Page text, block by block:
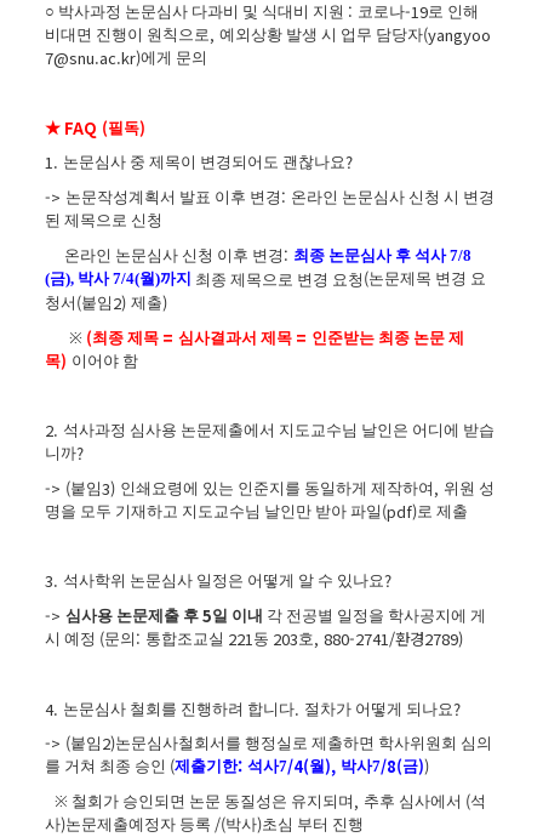
○ 박사과정 논문심사 다과비 및 식대비 지원 : 코로나-19로 인해
비대면 진행이 원칙으로,예외상황 발생 시 업무 담당자(yangyoo
7@snu.ac.kr)에게 문의
★ FAQ (필독)
1. 논문심사 중 제목이 변경되어도 괜찮나요?
-> 논문작성계획서 발표 이후 변경 : 온라인 논문심사 신청 시 변경
된 제목으로 신청
온라인 논문심사 신청 이후 변경 : 최종 논문심사 후 석사 7/8
(금), 박사 7/4(월)까지 최종 제목으로 변경 요청 (논문제목 변경 요
청서 (붙임 2)제출)
※ (최종 제목 =심사결과서 제목 = 인준받는 최종 논문 제
목) 이어야 함
2. 석사과정 심사용 논문제출에서 지도교수님 날인은 어디에 받습
니까?
-> (붙임3) 인쇄요령에 있는 인준지를 동일하게 제작하여 , 위원 성
명을 모두 기재하고 지도교수님 날인만 받아 파일 (pdf)로 제출
3. 석사학위 논문심사 일정은 어떻게 알 수 있나요?
->심사용 논문제출 후5일 이내 각 전공별 일정을 학사공지에 게
시 예정 (문의 : 통합조교실 221동 203호, 880-2741/환경2789)
4. 논문심사 철회를 진행하려 합니다. 절차가 어떻게 되나요?
-> (붙임 2)논문심사철회서를 행정실로 제출하면 학사위원회 심의
를 거쳐 최종 승인 (제출기한:석사7/4(월), 박사7/8(금))
※ 철회가 승인되면 논문 동질성은 유지되며 , 추후 심사에서 (석
사)논문제출예정자 등록 /(박사)초심 부터 진행